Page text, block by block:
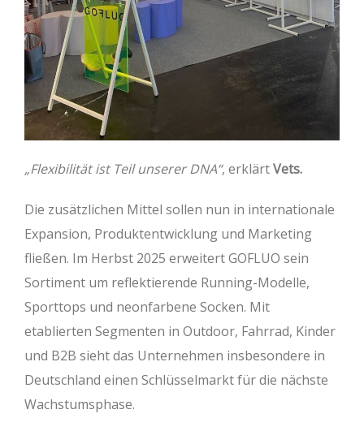
„Flexibilität ist Teil unserer DNA“, erklärtVets.
Die zusätzlichen Mittel sollen nun in internationale
Expansion, Produktentwicklung und Marketing
fließen. Im Herbst 2025 erweitert GOFLUO sein
Sortiment um reflektierende Running-Modelle,
Sporttops und neonfarbene Socken. Mit
etablierten Segmenten in Outdoor, Fahrrad, Kinder
und B2B sieht das Unternehmen insbesondere in
Deutschland einen Schlüsselmarkt für die nächste
Wachstumsphase.